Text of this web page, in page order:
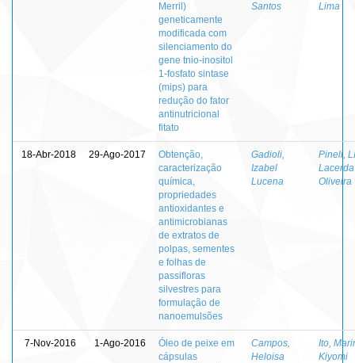
Merril)
geneticamente
modificada com
silenciamento do
gene tnio-inositol
1-fosfato sintase
(mips) para
redução do fator
antinutricional
fitato
Santos Lima
18-Abr-2018 29-Ago-2017
Obtenção,
caracterização
química,
propriedades
antioxidantes e
antimicrobianas
de extratos de
polpas, sementes
e folhas de
passifloras
silvestres para
formulação de
nanoemulsões
Gadioli,
Izabel
Lucena
Pineli,
Oliveira
7-Nov-2016 1-Ago-2016
Óleo de peixe em
cápsulas
Campos,
Heloisa
Ito,
Kiyomi